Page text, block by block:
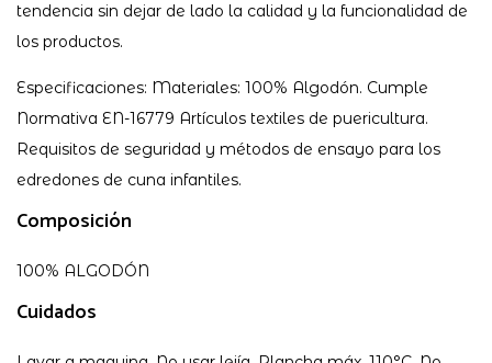
tendencia sin dejar de lado la calidad y la funcionalidad de
los productos.
Especificaciones: Materiales: 100% Algodón. Cumple
Normativa EN-16779 Artículos textiles de puericultura.
Requisitos de seguridad y métodos de ensayo para los
edredones de cuna infantiles.
Composición
100% ALGODÓN
Cuidados